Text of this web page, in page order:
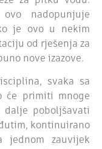
nadopunjuje
je ovo u nekim
od rješenja za
nove izazove.
svaka sa
će primiti mnoge
dalje poboljšavati
kontinuirano
zauvijek